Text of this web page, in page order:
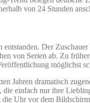
von 24 Stunden
Der
von Serien ab. Zu
möglichst
Jahren dramatisch
einfach nur ihre
Uhr vor dem